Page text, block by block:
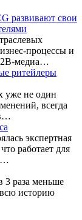
развивают свои
процессы и
медиа…
ритейлеры
уже не один
всегда
экспертная
работает для
3 раза меньше
историю